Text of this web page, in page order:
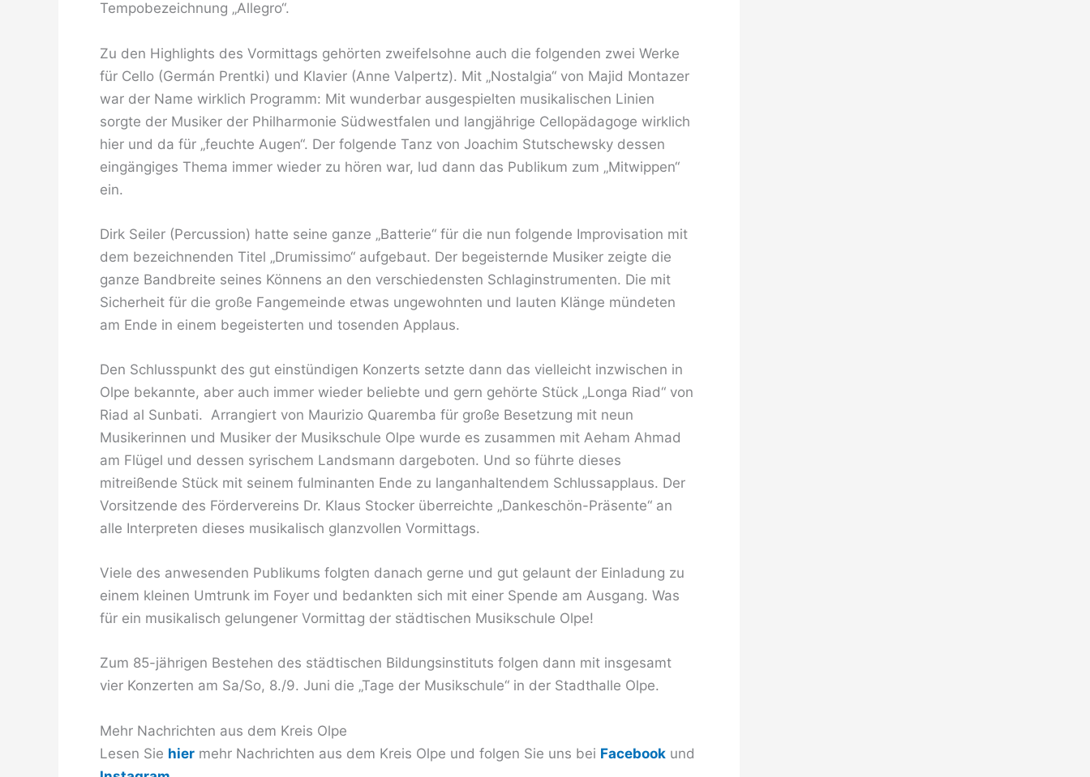
Tempobezeichnung „Allegro“.
Zu den Highlights des Vormittags gehörten zweifelsohne auch die folgenden zwei Werke
für Cello (Germán Prentki) und Klavier (Anne Valpertz). Mit „Nostalgia“ von Majid Montazer
war der Name wirklich Programm: Mit wunderbar ausgespielten musikalischen Linien
sorgte der Musiker der Philharmonie Südwestfalen und langjährige Cellopädagoge wirklich
hier und da für „feuchte Augen“. Der folgende Tanz von Joachim Stutschewsky dessen
eingängiges Thema immer wieder zu hören war, lud dann das Publikum zum „Mitwippen“
ein.
Dirk Seiler (Percussion) hatte seine ganze „Batterie“ für die nun folgende Improvisation mit
dem bezeichnenden Titel „Drumissimo“ aufgebaut. Der begeisternde Musiker zeigte die
ganze Bandbreite seines Könnens an den verschiedensten Schlaginstrumenten. Die mit
Sicherheit für die große Fangemeinde etwas ungewohnten und lauten Klänge mündeten
am Ende in einem begeisterten und tosenden Applaus.
Den Schlusspunkt des gut einstündigen Konzerts setzte dann das vielleicht inzwischen in
Olpe bekannte, aber auch immer wieder beliebte und gern gehörte Stück „Longa Riad“ von
Riad al Sunbati. Arrangiert von Maurizio Quaremba für große Besetzung mit neun
Musikerinnen und Musiker der Musikschule Olpe wurde es zusammen mit Aeham Ahmad
am Flügel und dessen syrischem Landsmann dargeboten. Und so führte dieses
mitreißende Stück mit seinem fulminanten Ende zu langanhaltendem Schlussapplaus. Der
Vorsitzende des Fördervereins Dr. Klaus Stocker überreichte „Dankeschön-Präsente“ an
alle Interpreten dieses musikalisch glanzvollen Vormittags.
Viele des anwesenden Publikums folgten danach gerne und gut gelaunt der Einladung zu
einem kleinen Umtrunk im Foyer und bedankten sich mit einer Spende am Ausgang. Was
für ein musikalisch gelungener Vormittag der städtischen Musikschule Olpe!
Zum 85-jährigen Bestehen des städtischen Bildungsinstituts folgen dann mit insgesamt
vier Konzerten am Sa/So, 8./9. Juni die „Tage der Musikschule“ in der Stadthalle Olpe.
Mehr Nachrichten aus dem Kreis Olpe
Lesen Sie hier mehr Nachrichten aus dem Kreis Olpe und folgen Sie uns bei Facebook und